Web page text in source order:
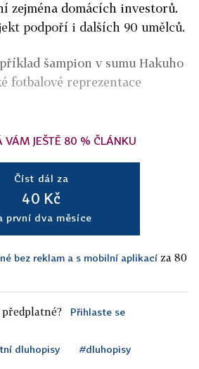
zejména domácích investorů.
podpoří i dalších 90 umělců.
šampion v sumu Hakuho
fotbalové reprezentace
VÁM JEŠTĚ 80 % ČLÁNKU
Číst dál za
40 Kč
první dva měsíce
bez reklam a s mobilní aplikací za 80
Přihlaste se
dluhopisy #dluhopisy